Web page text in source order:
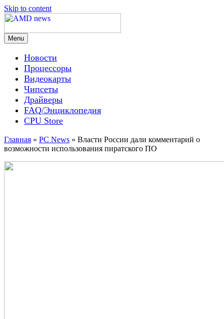
Skip to content
AMD news
Menu
Новости
Процессоры
Видеокарты
Чипсеты
Драйверы
FAQ/Энциклопедия
CPU Store
Главная » PC News » Власти России дали комментарий о
возможности использования пиратского ПО